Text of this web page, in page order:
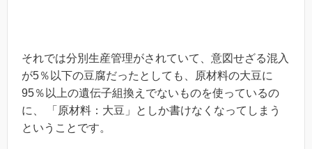
それでは分別生産管理がされていて、意図せざる混入
が5％以下の豆腐だったとしても、原材料の大豆に
95％以上の遺伝子組換えでないものを使っているの
に、 「原材料：大豆」としか書けなくなってしまう
ということです。